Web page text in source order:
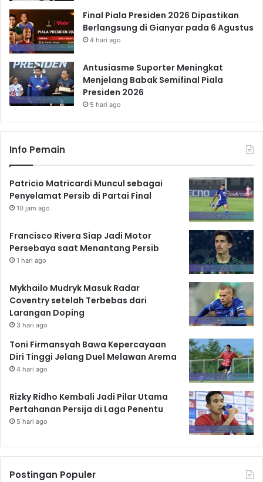
Final Piala Presiden 2026 Dipastikan
Berlangsung di Gianyar pada 6 Agustus
4 hari ago
Antusiasme Suporter Meningkat
Menjelang Babak Semifinal Piala
Presiden 2026
5 hari ago
Info Pemain
Patricio Matricardi Muncul sebagai
Penyelamat Persib di Partai Final
10 jam ago
Francisco Rivera Siap Jadi Motor
Persebaya saat Menantang Persib
1 hari ago
Mykhailo Mudryk Masuk Radar
Coventry setelah Terbebas dari
Larangan Doping
3 hari ago
Toni Firmansyah Bawa Kepercayaan
Diri Tinggi Jelang Duel Melawan Arema
4 hari ago
Rizky Ridho Kembali Jadi Pilar Utama
Pertahanan Persija di Laga Penentu
5 hari ago
Postingan Populer